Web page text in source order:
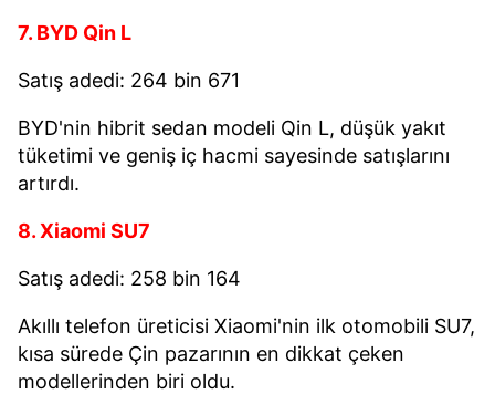
7. BYD Qin L
Satış adedi: 264 bin 671
BYD'nin hibrit sedan modeli Qin L, düşük yakıt
tüketimi ve geniş iç hacmi sayesinde satışlarını
artırdı.
8. Xiaomi SU7
Satış adedi: 258 bin 164
Akıllı telefon üreticisi Xiaomi'nin ilk otomobili SU7,
kısa sürede Çin pazarının en dikkat çeken
modellerinden biri oldu.